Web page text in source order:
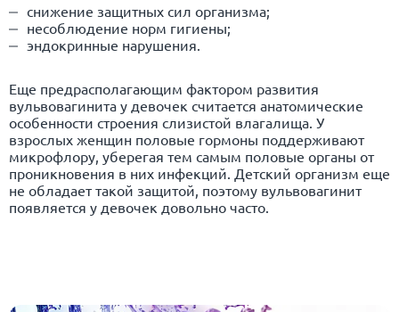
снижение защитных сил организма;
несоблюдение норм гигиены;
эндокринные нарушения.
Еще предрасполагающим фактором развития
вульвовагинита у девочек считается анатомические
особенности строения слизистой влагалища. У
взрослых женщин половые гормоны поддерживают
микрофлору, уберегая тем самым половые органы от
проникновения в них инфекций. Детский организм еще
не обладает такой защитой, поэтому вульвовагинит
появляется у девочек довольно часто.